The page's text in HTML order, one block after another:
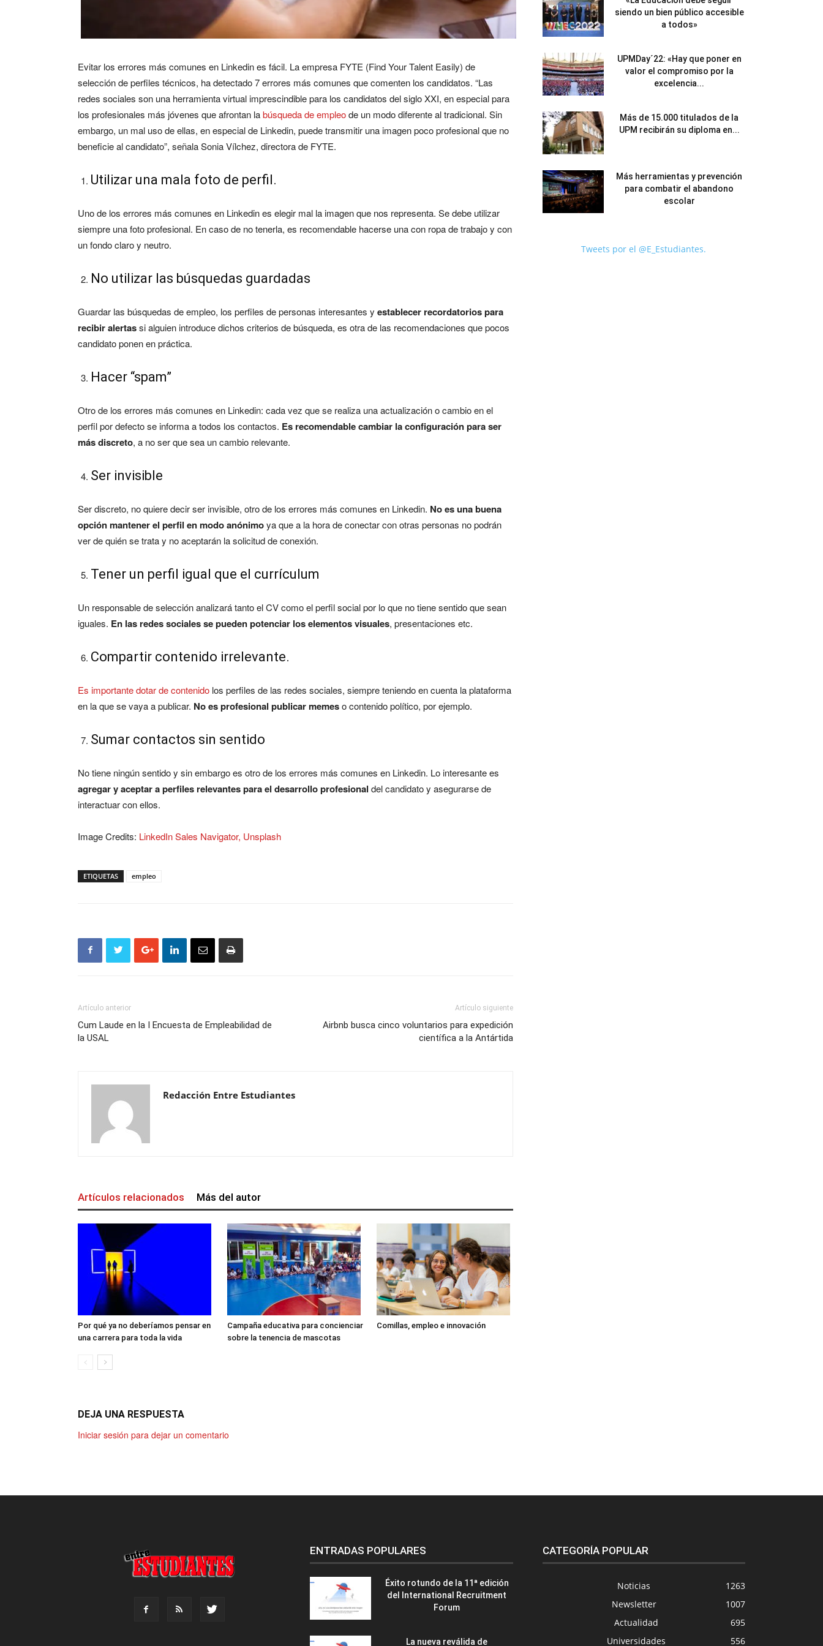
Evitar los errores más comunes en Linkedin es fácil. La empresa FYTE (Find Your Talent Easily) de
selección de perfiles técnicos, ha detectado 7 errores más comunes que comenten los candidatos. “Las
redes sociales son una herramienta virtual imprescindible para los candidatos del siglo XXI, en especial para
los profesionales más jóvenes que afrontan labúsqueda de empleode un modo diferente al tradicional. Sin
embargo, un mal uso de ellas, en especial de Linkedin, puede transmitir una imagen poco profesional que no
beneficie al candidato”, señala Sonia Vílchez, directora de FYTE.
Utilizar una mala foto de perfil.
Uno de los errores más comunes en Linkedin es elegir mal la imagenque nos representa. Se debe utilizar
siempre una foto profesional. En caso de no tenerla, es recomendable hacerse una con ropa de trabajo y con
un fondo claro y neutro.
No utilizar las búsquedas guardadas
Guardar las búsquedas de empleo, los perfiles de personas interesantes y establecer recordatorios para
recibir alertassi alguien introduce dichos criterios de búsqueda, es otra de las recomendaciones que pocos
candidato ponen en práctica.
Hacer “spam”
Otro de los errores más comunes en Linkedin: cada vez que se realiza una actualización o cambio en el
perfil por defecto se informa a todos los contactos. Es recomendable cambiar la configuración para ser
más discreto, a no ser que sea un cambio relevante.
Ser invisible
Ser discreto, no quiere decir ser invisible, otro de los errores más comunes en Linkedin. No es una buena
opción mantener el perfil en modo anónimoya que a la hora de conectar con otras personas no podrán
ver de quién se trata y no aceptarán la solicitud de conexión.
Tener un perfil igual que el currículum
Un responsable de selección analizará tanto el CV como el perfil social por lo que no tiene sentido que sean
iguales. En las redes sociales se pueden potenciar los elementos visuales, presentaciones etc.
Compartir contenido irrelevante.
Es importante dotar de contenido los perfiles de las redes sociales, siempre teniendo en cuenta la plataforma
en la que se vaya a publicar. No es profesional publicar memeso contenido político, por ejemplo.
Sumar contactos sin sentido
No tiene ningún sentido y sin embargo es otro de los errores más comunes en Linkedin. Lo interesante es
agregar y aceptar a perfiles relevantes para el desarrollo profesional del candidato y asegurarse de
interactuar con ellos.
Image Credits: LinkedIn Sales Navigator, Unsplash
ETIQUETAS empleo
Artículo anterior
Cum Laude en la I Encuesta de Empleabilidad de
la USAL
Artículo siguiente
Airbnb busca cinco voluntarios para expedición
científica a la Antártida
Redacción Entre Estudiantes
Artículos relacionados Más del autor
Por qué ya no deberíamos pensar en
una carrera para toda la vida
Campaña educativa para concienciar
sobre la tenencia de mascotas
Comillas, empleo e innovación
DEJA UNA RESPUESTA
Iniciar sesión para dejar un comentario
siendo un bien público accesible
a todos»
UPMDay´22: «Hay que poner en
valor el compromiso por la
excelencia...
Más de 15.000 titulados de la
UPM recibirán su diploma en...
Más herramientas y prevención
para combatir el abandono
escolar
Tweets por el @E_Estudiantes.
ENTRADAS POPULARES
Éxito rotundo de la 11ª edición
del International Recruitment
Forum
La nueva reválida de
CATEGORÍA POPULAR
Noticias
1263
Newsletter
1007
Actualidad
695
Universidades
556